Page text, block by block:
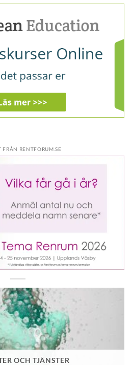
FRÅN RENTFORUM.SE
OCH TJÄNSTER